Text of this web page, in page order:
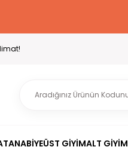
ABİYEÜST GİYİMALT GİYİM